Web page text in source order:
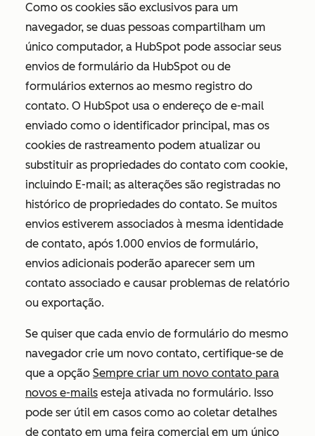
Como os cookies são exclusivos para um
navegador, se duas pessoas compartilham um
único computador, a HubSpot pode associar seus
envios de formulário da HubSpot ou de
formulários externos ao mesmo registro do
contato. O HubSpot usa o endereço de e-mail
enviado como o identificador principal, mas os
cookies de rastreamento podem atualizar ou
substituir as propriedades do contato com cookie,
incluindo E-mail; as alterações são registradas no
histórico de propriedades do contato. Se muitos
envios estiverem associados à mesma identidade
de contato, após 1.000 envios de formulário,
envios adicionais poderão aparecer sem um
contato associado e causar problemas de relatório
ou exportação.
Se quiser que cada envio de formulário do mesmo
navegador crie um novo contato, certifique-se de
que a opção Sempre criar um novo contato para
novos e-mails esteja ativada no formulário. Isso
pode ser útil em casos como ao coletar detalhes
de contato em uma feira comercial em um único